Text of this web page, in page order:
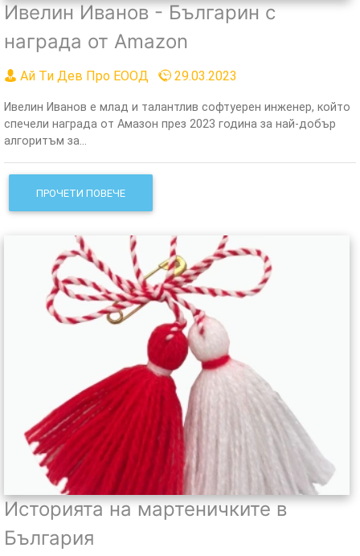
Ивелин Иванов - Българин с
награда от Amazon
Ай Ти Дев Про ЕООД 29.03.2023
Ивелин Иванов е млад и талантлив софтуерен инженер, който
спечели награда от Амазон през 2023 година за най-добър
алгоритъм за...
ПРОЧЕТИ ПОВЕЧЕ
Историята на мартеничките в
България